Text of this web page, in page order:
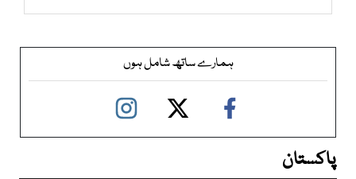
ہمارے ساتھ شامل ہوں
پاکستان